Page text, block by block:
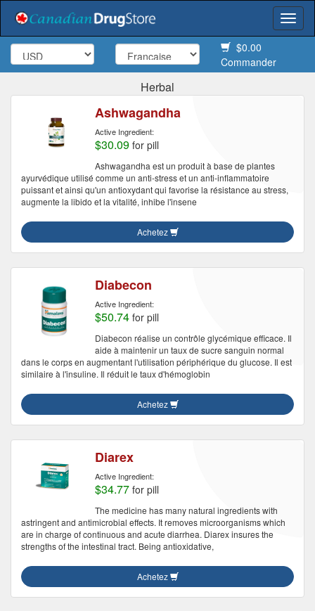
$0.00
Commander
Herbal
Ashwagandha
Active Ingredient:
$30.09 for pill
Ashwagandha est un produit à base de plantes
ayurvédique utilisé comme un anti-stress et un anti-inflammatoire
puissant et ainsi qu'un antioxydant qui favorise la résistance au stress,
augmente la libido et la vitalité, inhibe l'insene
Achetez
Diabecon
Active Ingredient:
$50.74 for pill
Diabecon réalise un contrôle glycémique efficace. Il
aide à maintenir un taux de sucre sanguin normal
dans le corps en augmentant l'utilisation périphérique du glucose. Il est
similaire à l'insuline. Il réduit le taux d'hémoglobin
Achetez
Diarex
Active Ingredient:
$34.77 for pill
The medicine has many natural ingredients with
astringent and antimicrobial effects. It removes microorganisms which
are in charge of continuous and acute diarrhea. Diarex insures the
strengths of the intestinal tract. Being antioxidative,
Achetez